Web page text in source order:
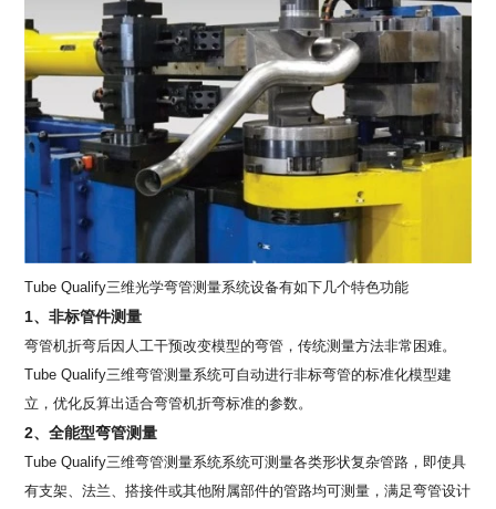
Tube Qualify三维光学弯管测量系统设备有如下几个特色功能
1、非标管件测量
弯管机折弯后因人工干预改变模型的弯管，传统测量方法非常困难。
Tube Qualify三维弯管测量系统可自动进行非标弯管的标准化模型建
立，优化反算出适合弯管机折弯标准的参数。
2、全能型弯管测量
Tube Qualify三维弯管测量系统系统可测量各类形状复杂管路，即使具
有支架、法兰、搭接件或其他附属部件的管路均可测量，满足弯管设计